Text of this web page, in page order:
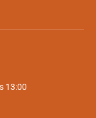
13:00